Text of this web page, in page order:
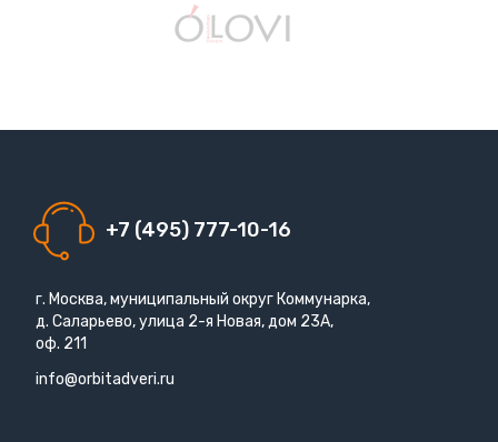
+7 (495) 777-10-16
г. Москва, муниципальный округ Коммунарка,
д. Саларьево, улица 2-я Новая, дом 23А,
оф. 211
info@orbitadveri.ru